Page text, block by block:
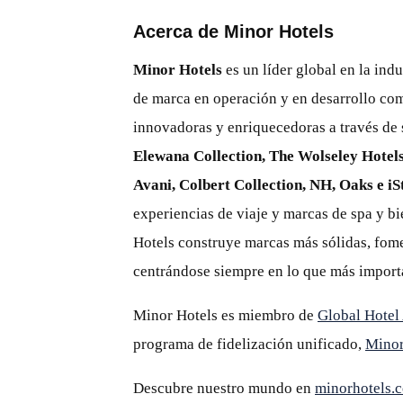
Acerca de Minor Hotels
Minor Hotels es un líder global en la
de marca en operación y en desarrollo
innovadoras y enriquecedoras a través
Elewana Collection, The Wolseley
Avani, Colbert Collection, NH, Oaks e
experiencias de viaje y marcas de spa y
Hotels construye marcas más sólidas,
centrándose siempre en lo que más
Minor Hotels es miembro de Global
programa de fidelización unificado,
Descubre nuestro mundo en